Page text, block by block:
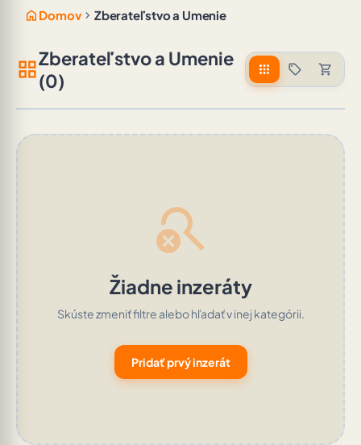
home Domov chevron_right Zberateľstvo a Umenie
grid_viewZberateľstvo a Umenie
(0)
apps sell shopping_cart
search_off
Žiadne inzeráty
Skúste zmeniť filtre alebo hľadať v inej kategórii.
Pridať prvý inzerát